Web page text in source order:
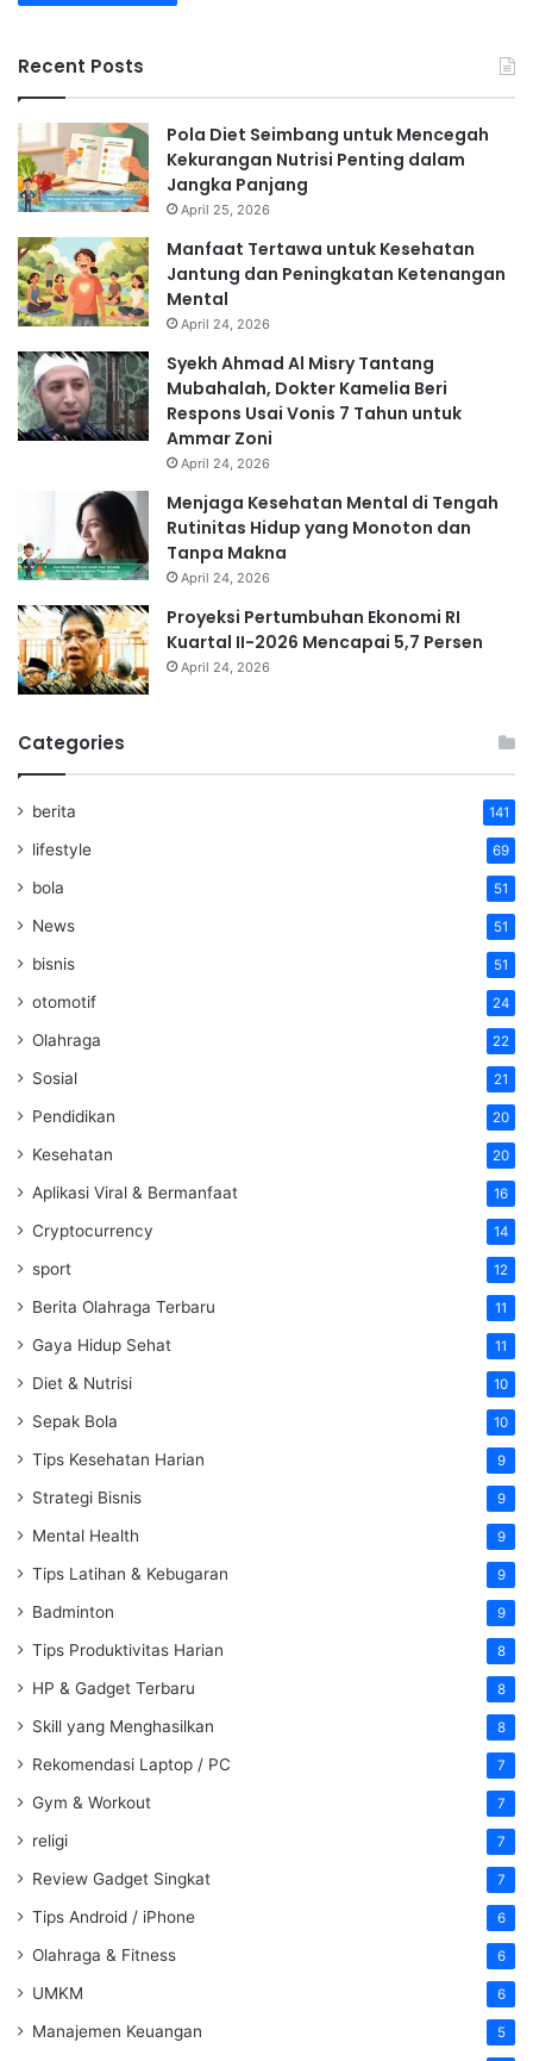
Recent Posts
Pola Diet Seimbang untuk Mencegah
Kekurangan Nutrisi Penting dalam
Jangka Panjang
April 25, 2026
Manfaat Tertawa untuk Kesehatan
Jantung dan Peningkatan Ketenangan
Mental
April 24, 2026
Syekh Ahmad Al Misry Tantang
Mubahalah, Dokter Kamelia Beri
Respons Usai Vonis 7 Tahun untuk
Ammar Zoni
April 24, 2026
Menjaga Kesehatan Mental di Tengah
Rutinitas Hidup yang Monoton dan
Tanpa Makna
April 24, 2026
Proyeksi Pertumbuhan Ekonomi RI
Kuartal II-2026 Mencapai 5,7 Persen
April 24, 2026
Categories
berita 141
lifestyle 69
bola 51
News 51
bisnis 51
otomotif 24
Olahraga 22
Sosial 21
Pendidikan 20
Kesehatan 20
Aplikasi Viral & Bermanfaat 16
Cryptocurrency 14
sport 12
Berita Olahraga Terbaru 11
Gaya Hidup Sehat 11
Diet & Nutrisi 10
Sepak Bola 10
Tips Kesehatan Harian 9
Strategi Bisnis 9
Mental Health 9
Tips Latihan & Kebugaran 9
Badminton 9
Tips Produktivitas Harian 8
HP & Gadget Terbaru 8
Skill yang Menghasilkan 8
Rekomendasi Laptop / PC 7
Gym & Workout 7
religi 7
Review Gadget Singkat 7
Tips Android / iPhone 6
Olahraga & Fitness 6
UMKM 6
Manajemen Keuangan 5